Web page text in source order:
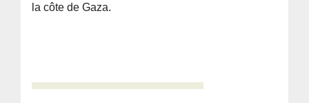
la côte de Gaza.